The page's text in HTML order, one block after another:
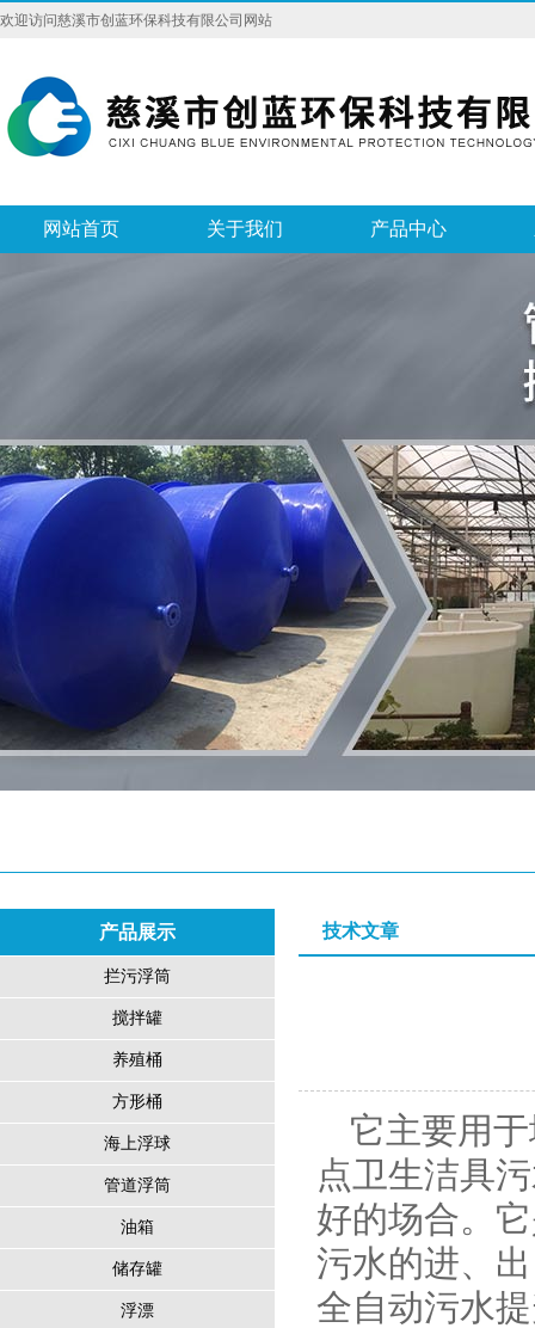
欢迎访问慈溪市创蓝环保科技有限公司网站
网站首页 关于我们 产品中心
产品展示
拦污浮筒
搅拌罐
养殖桶
方形桶
海上浮球
管道浮筒
油箱
储存罐
浮漂
技术文章
它主要用
点卫生洁具
好的场合。
污水的进、
全自动污水